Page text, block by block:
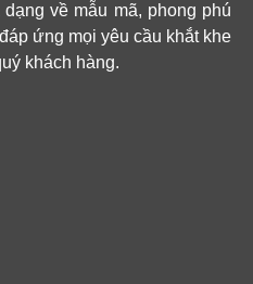
về mẫu mã, phong phú
ứng mọi yêu cầu khắt khe
khách hàng.